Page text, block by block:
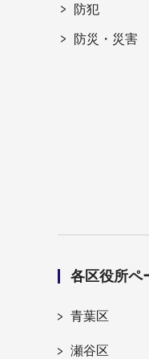
防犯
防災・災害
各区役所ペ
青葉区
瀬谷区